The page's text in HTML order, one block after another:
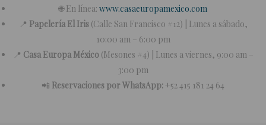
🌐 En línea: www.casaeuropamexico.com
📍 Papelería El Iris(Calle San Francisco #12) | Lunes a sábado,
10:00 am – 6:00 pm
📍 Casa Europa México(Mesones #4) | Lunes a viernes, 9:00 am –
3:00 pm
📲 Reservaciones por WhatsApp: +52 415 181 24 64